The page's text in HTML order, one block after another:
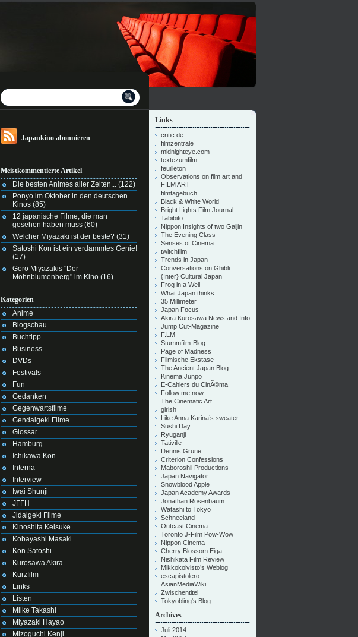
Japankino abonnieren
Meistkommentierte Artikel
Die besten Animes aller Zeiten... (122)
Ponyo im Oktober in den deutschen
Kinos (85)
12 japanische Filme, die man
gesehen haben muss (60)
Welcher Miyazaki ist der beste? (31)
Satoshi Kon ist ein verdammtes Genie!
(17)
Goro Miyazakis "Der
Mohnblumenberg" im Kino (16)
Kategorien
Anime
Blogschau
Buchtipp
Business
DVDs
Festivals
Fun
Gedanken
Gegenwartsfilme
Gendaigeki Filme
Glossar
Hamburg
Ichikawa Kon
Interna
Interview
Iwai Shunji
JFFH
Jidaigeki Filme
Kinoshita Keisuke
Kobayashi Masaki
Kon Satoshi
Kurosawa Akira
Kurzfilm
Links
Listen
Miike Takashi
Miyazaki Hayao
Mizoguchi Kenji
Links
critic.de
filmzentrale
midnighteye.com
textezumfilm
feuilleton
Observations on film art and
FILM ART
filmtagebuch
Black & White World
Bright Lights Film Journal
Tabibito
Nippon Insights of two Gaijin
The Evening Class
Senses of Cinema
twitchfilm
Trends in Japan
Conversations on Ghibli
{Inter} Cultural Japan
Frog in a Well
What Japan thinks
35 Millimeter
Japan Focus
Akira Kurosawa News and Info
Jump Cut-Magazine
F.LM
Stummfilm-Blog
Page of Madness
Filmische Ekstase
The Ancient Japan Blog
Kinema Junpo
E-Cahiers du CinÃ©ma
Follow me now
The Cinematic Art
girish
Like Anna Karina’s sweater
Sushi Day
Ryuganji
Tativille
Dennis Grune
Criterion Confessions
Maboroshii Productions
Japan Navigator
Snowblood Apple
Japan Academy Awards
Jonathan Rosenbaum
Watashi to Tokyo
Schneeland
Outcast Cinema
Toronto J-Film Pow-Wow
Nippon Cinema
Cherry Blossom Eiga
Nishikata Film Review
Mikkokoivisto’s Weblog
escapistolero
AsianMediaWiki
Zwischentitel
Tokyobling's Blog
Archives
Juli 2014